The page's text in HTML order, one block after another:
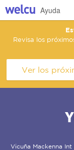
Ayuda
Revisa los
Ver los
Vicuña Mackenna Int